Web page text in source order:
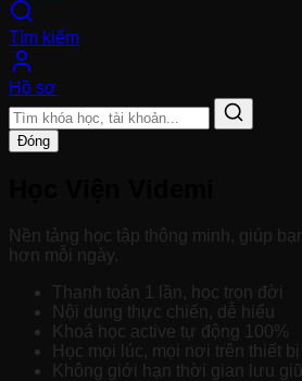
Tìm kiếm
Hồ sơ
Đóng
Nền tảng học tập thông minh, giúp
hơn mỗi ngày.
Thanh toán 1 lần, học trọn đời
Nội dung thực chiến, dễ hiểu
Khoá học active tự động 100%
Học mọi lúc, mọi nơi trên thiết bị
Không giới hạn thời gian lưu